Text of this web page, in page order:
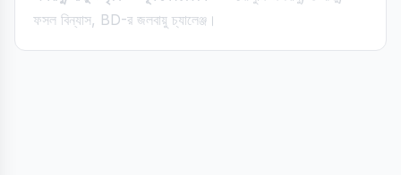
ফসল বিন্যাস, BD-র জলবায়ু চ্যালেঞ্জ।